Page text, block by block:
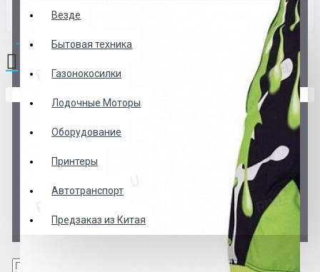
Везде
Бытовая техника
Газонокосилки
Лодочные Моторы
Оборудование
Принтеры
Автотранспорт
Предзаказ из Китая
0 товар(ов) - 0 р.